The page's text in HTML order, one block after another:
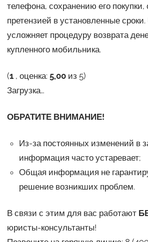
телефона, сохранению его
претензией в установленные
усложняет процедуру возврата
купленного мобильника.
(1, оценка: 5,00из 5)
Загрузка…
ОБРАТИТЕ ВНИМАНИЕ!
Из-за постоянных изменений в
информация часто устаревает;
Общая информация не
решение возникших проблем.
В связи с этим для вас работают
юристы-консультанты!